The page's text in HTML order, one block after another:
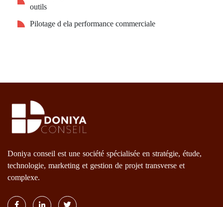
outils
Pilotage d ela performance commerciale
Doniya conseil est une société spécialisée en stratégie, étude,
technologie, marketing et gestion de projet transverse et
complexe.